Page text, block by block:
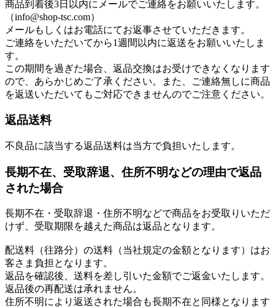
商品到着後3日以内にメールでご連絡をお願いいたします。
（info@shop-tsc.com）
メールもしくはお電話にてお返事させていただきます。
ご連絡をいただいてから1週間以内に返送をお願いいたしま
す。
この期間を過ぎた場合、返品交換はお受けできなくなります
ので、あらかじめご了承ください。また、ご連絡無しに商品
を返送いただいてもご対応できませんのでご注意ください。
返品送料
不良品に該当する返品送料は当方で負担いたします。
長期不在、受取辞退、住所不明などの理由で返品
された場合
長期不在・受取辞退・住所不明などで商品をお受取りいただ
けず、受取期限を越えた商品は返品となります。
配送料（往路分）の送料（当社規定の金額となります）はお
客さま負担となります。
返品を確認後、送料を差し引いた金額でご返金いたします。
返品後の再配送は承れません。
住所不明により返送された場合も長期不在と同様となります